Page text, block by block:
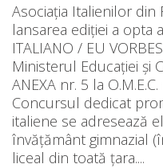
Asociaţia Italienilor din
lansarea ediției a opta
ITALIANO / EU
Ministerul Educației şi
ANEXA nr. 5 la
Concursul dedicat
italiene se adresează
învățământ gimnazial
liceal din toată țara....